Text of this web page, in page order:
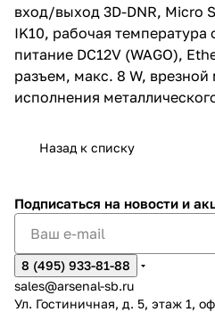
вход/выход 3D-DNR, Micro
IK10, рабочая температура
питание DC12V (WAGO),
разъем, макс. 8 W,
исполнения
Назад к списку
Подписаться на новости и
8 (495) 933-81-88
sales@arsenal-sb.ru
Ул. Гостиничная, д. 5, этаж 1,